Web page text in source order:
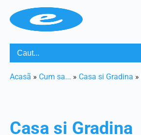
Acasã » Cum sa... » Casa si Gradina »
Casa si Gradina